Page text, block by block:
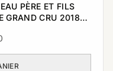
PÈRE ET FILS
GRAND CRU 2018